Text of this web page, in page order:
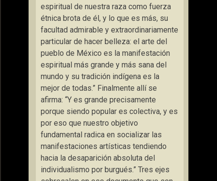
espiritual de nuestra raza como fuerza
étnica brota de él, y lo que es más, su
facultad admirable y extraordinariamente
particular de hacer belleza: el arte del
pueblo de México es la manifestación
espiritual más grande y más sana del
mundo y su tradición indígena es la
mejor de todas.” Finalmente allí se
afirma: “Y es grande precisamente
porque siendo popular es colectiva, y es
por eso que nuestro objetivo
fundamental radica en socializar las
manifestaciones artísticas tendiendo
hacia la desaparición absoluta del
individualismo por burgués.” Tres ejes